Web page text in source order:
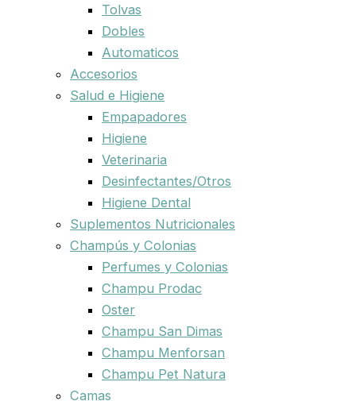
Tolvas
Dobles
Automaticos
Accesorios
Salud e Higiene
Empapadores
Higiene
Veterinaria
Desinfectantes/Otros
Higiene Dental
Suplementos Nutricionales
Champús y Colonias
Perfumes y Colonias
Champu Prodac
Oster
Champu San Dimas
Champu Menforsan
Champu Pet Natura
Camas